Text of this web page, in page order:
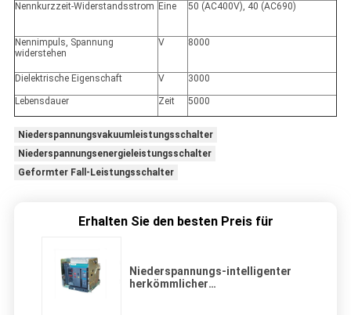
Nennkurzzeit-Widerstandsstrom Eine 50 (AC400V), 40 (AC690)
Nennimpuls, Spannung
widerstehen
V 8000
Dielektrische Eigenschaft V 3000
Lebensdauer Zeit 5000
Niederspannungsvakuumleistungsschalter
Niederspannungsenergieleistungsschalter
Geformter Fall-Leistungsschalter
Erhalten Sie den besten Preis für
Niederspannungs-intelligenter
herkömmlicher